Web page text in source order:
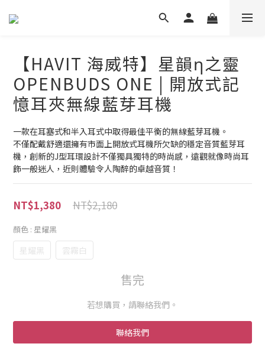
【HAVIT 海威特】星韻η之靈
OPENBUDS ONE | 開放式記
憶耳夾無線藍芽耳機
一款在耳塞式和半入耳式中取得最佳平衡的無線藍芽耳機。
不僅配戴舒適還擁有市面上開放式耳機所欠缺的穩定音質藍芽耳
機，創新的J型耳環設計不僅獨具獨特的時尚感，遠觀就像時尚耳
飾一般迷人，近則體驗令人陶醉的卓越音質！
NT$2,180
NT$1,380
顏色 : 星耀黑
星耀黑 雲霧白
售完
若想購買，請聯絡我們。
聯絡我們